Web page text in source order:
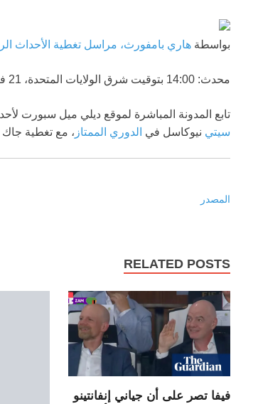
بواسطة هاري بامفورث، مراسل تغطية الأحداث
محدث: 14:00 بتوقيت شرق الولايات المتحدة، 21 فبراير 2026
تابع المدونة المباشرة لموقع ديلي ميل سبورت
سيتي نيوكاسل في الدوري الممتاز ، مع تغطية
المصدر
RELATED POSTS
فيفا تصر على أن جياني إنفانتينو